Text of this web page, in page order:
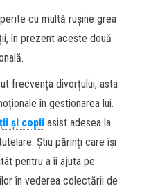
cu multă rușine grea
în prezent aceste două
frecvența divorțului, asta
în gestionarea lui.
și copii asist adesea la
Știu părinți care își
pentru a îi ajuta pe
în vederea colectării de